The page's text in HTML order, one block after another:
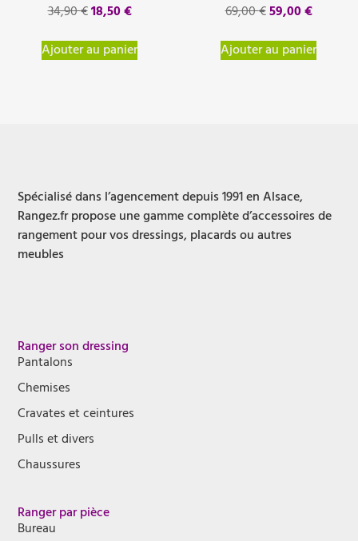
34,90€18,50€
Ajouter au panier
69,00€59,00€
Ajouter au panier
Spécialisé dans l’agencement depuis 1991 en Alsace,
Rangez.fr propose une gamme complète d’accessoires de
rangement pour vos dressings, placards ou autres
meubles
Ranger son dressing
Pantalons
Chemises
Cravates et ceintures
Pulls et divers
Chaussures
Ranger par pièce
Bureau